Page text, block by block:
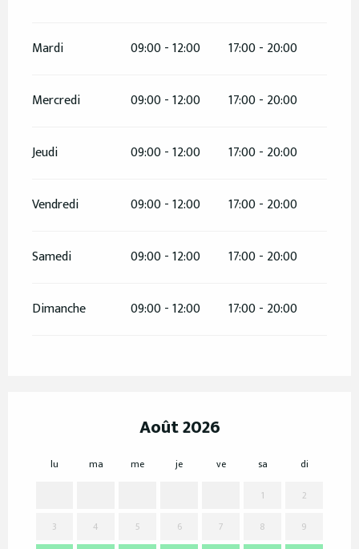
Mardi 09:00 - 12:00 17:00 - 20:00
Mercredi 09:00 - 12:00 17:00 - 20:00
Jeudi 09:00 - 12:00 17:00 - 20:00
Vendredi 09:00 - 12:00 17:00 - 20:00
Samedi 09:00 - 12:00 17:00 - 20:00
Dimanche 09:00 - 12:00 17:00 - 20:00
Août 2026
lu ma me je ve sa
di
1
2
3
4 5 6 7 8
9